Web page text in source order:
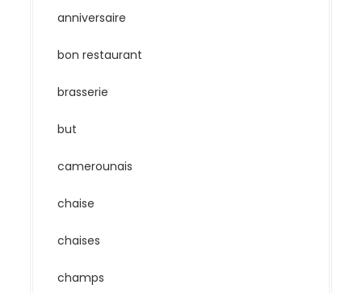
anniversaire
bon restaurant
brasserie
but
camerounais
chaise
chaises
champs